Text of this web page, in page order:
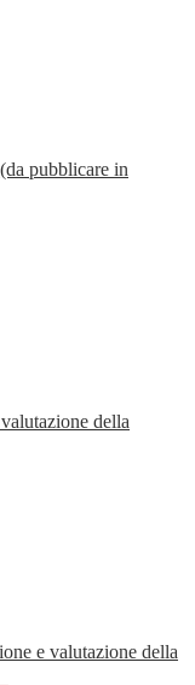
pubblicare in
della
e valutazione della